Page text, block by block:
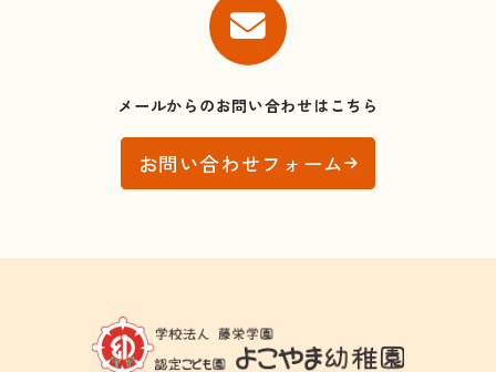
メールからのお問い合わせはこちら
お問い合わせフォーム